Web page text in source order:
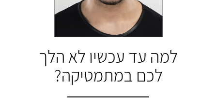
לחץ לצפייה
בהמלצה
בגרות 3 יחידות
ציון 100
בהמלצה
לחץ לצפייה
בהמלצה
למה עד עכשיו לא הלך
לכם במתמטיקה?